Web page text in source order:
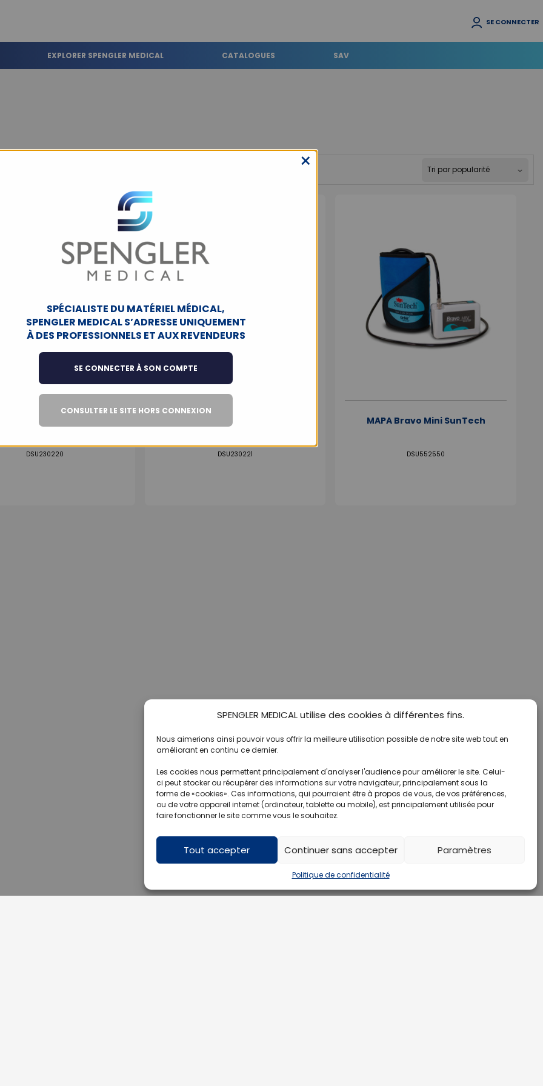
SPENGLER MEDICAL utilise des cookies à différentes fins.
Nous aimerions ainsi pouvoir vous offrir la meilleure utilisation possible de notre site web tout en
améliorant en continu ce dernier.
Les cookies nous permettent principalement d'analyser l'audience pour améliorer le site. Celui-
ci peut stocker ou récupérer des informations sur votre navigateur, principalement sous la
forme de «cookies». Ces informations, qui pourraient être à propos de vous, de vos préférences,
ou de votre appareil internet (ordinateur, tablette ou mobile), est principalement utilisée pour
faire fonctionner le site comme vous le souhaitez.
Tout accepter Continuer sans accepter Paramètres
Politique de confidentialité
SE CONNECTER
EXPLORER SPENGLER MEDICAL CATALOGUES SAV
SUNTECH Oscar 2 M250 –
tensionnel avec logiciel
DSU230220
SUR COMMANDE
MAPA SUNTECH Oscar 2 M250 –
Holter tensionnel avec logiciel et
DSU230221
MAPA Bravo Mini SunTech
DSU552550
SPÉCIALISTE DU MATÉRIEL MÉDICAL,
SPENGLER MEDICAL S’ADRESSE UNIQUEMENT
À DES PROFESSIONNELS ET AUX REVENDEURS
SE CONNECTER À SON COMPTE
CONSULTER LE SITE HORS CONNEXION
×